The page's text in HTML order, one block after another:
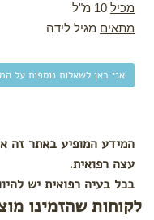
Deer
צעצועי
מיננה
לפי צורך
הצטננות,
שיעול
וקשיי
נשימה
מכיל10 מ"ל
מתאים מגיל לידה
אני כאן לשאלות נוספות על
המידע המופיע באתר זה
עצה רפואית.
בכל בעיה רפואית יש
לקוחות שהזמינו